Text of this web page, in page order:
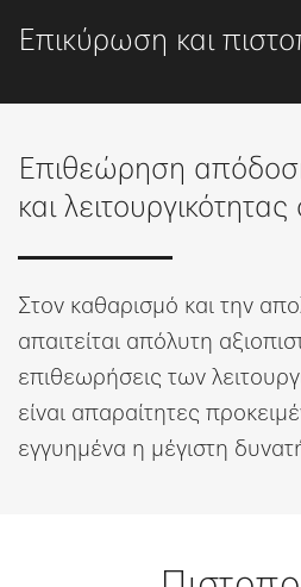
Λίστα επιθυμιών
Επικύρωση και
Επιθεώρηση
και
Στον καθαρισμό και την
απαιτείται απόλυτη
επιθεωρήσεις των
είναι απαραίτητες
εγγυημένα η μέγιστη